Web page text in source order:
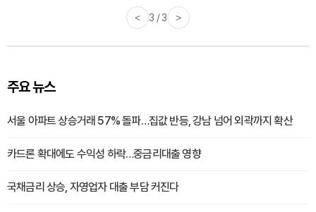
< 3 / 3 >
주요 뉴스
서울 아파트 상승거래 57% 돌파…집값 반등, 강남 넘어 외곽까지 확산
카드론 확대에도 수익성 하락…중금리대출 영향
국채금리 상승, 자영업자 대출 부담 커진다